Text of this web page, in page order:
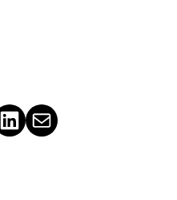
LinkedInE-mail